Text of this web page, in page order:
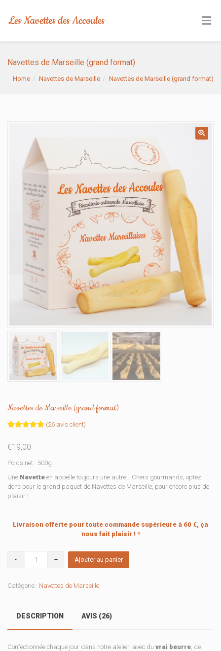
Navettes de Marseille (grand format)
Home Navettes de Marseille Navettes de Marseille (grand format)
Navettes de Marseille (grand format)
sur
client
(26 avis client)
€19,00
Poids net : 500g
Une Navette en appelle toujours une autre… Chers gourmands, optez
donc pour le grand paquet de Navettes de Marseille, pour encore plus de
plaisir !
Livraison offerte pour toute commande supérieure à 60 €, ça
nous fait plaisir ! *
Marseille
Ajouter au panier
Catégorie : Navettes de Marseille
DESCRIPTION AVIS (26)
Confectionnée chaque jour dans notre atelier, avec du vrai beurre , de